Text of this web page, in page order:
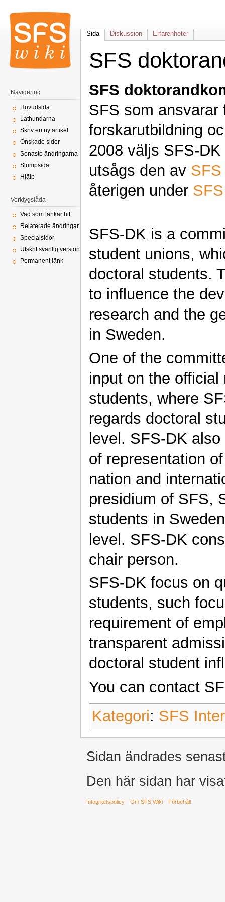
SFS
SFS
SFS som
forskarutbildning
2008 väljs SFS-
utsågs den av
återigen under
SFS-DK is a
student unions,
doctoral students.
to influence the
research and the
in Sweden.
One of the
input on the
students, where
regards doctoral
level. SFS-DK
of representation
nation and
presidium of SFS,
students in
level. SFS-DK
chair person.
SFS-DK focus on
students, such
requirement of
transparent
doctoral student
You can contact
Kategori: SFS
Sida Diskussion Erfarenheter
Navigering
Huvudsida
Lathundarna
Skriv en ny artikel
Önskade sidor
Senaste ändringarna
Slumpsida
Hjälp
Verktygslåda
Vad som länkar hit
Relaterade ändringar
Specialsidor
Utskriftsvänlig version
Permanent länk
Sidan ändrades
Den här sidan har
Integritetspolicy Om SFS Wiki Förbehåll